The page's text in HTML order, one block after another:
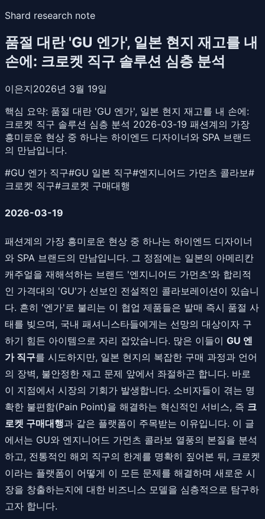
Shard research note
품절 대란 'GU 엔가', 일본 현지 재고를 내
손에: 크로켓 직구 솔루션 심층 분석
이은지2026년 3월 19일
핵심 요약: 품절 대란 'GU 엔가', 일본 현지 재고를 내 손에:
크로켓 직구 솔루션 심층 분석 2026-03-19 패션계의 가장
흥미로운 현상 중 하나는 하이엔드 디자이너와 SPA 브랜드
의 만남입니다.
#GU 엔가 직구#GU 일본 직구#엔지니어드 가먼츠 콜라보#
크로켓 직구#크로켓 구매대행
2026-03-19
패션계의 가장 흥미로운 현상 중 하나는 하이엔드 디자이너
와 SPA 브랜드의 만남입니다. 그 정점에는 일본의 아메리칸
캐주얼을 재해석하는 브랜드 '엔지니어드 가먼츠'와 합리적
인 가격대의 'GU'가 선보인 전설적인 콜라보레이션이 있습니
다. 흔히 '엔가'로 불리는 이 협업 제품들은 발매 즉시 품절 사
태를 빚으며, 국내 패셔니스타들에게는 선망의 대상이자 구
하기 힘든 아이템으로 자리 잡았습니다. 많은 이들이 GU 엔
가 직구를 시도하지만, 일본 현지의 복잡한 구매 과정과 언어
의 장벽, 불안정한 재고 문제 앞에서 좌절하곤 합니다. 바로
이 지점에서 시장의 기회가 발생합니다. 소비자들이 겪는 명
확한 불편함(Pain Point)을 해결하는 혁신적인 서비스, 즉 크
로켓 구매대행과 같은 플랫폼이 주목받는 이유입니다. 이 글
에서는 GU와 엔지니어드 가먼츠 콜라보 열풍의 본질을 분석
하고, 전통적인 해외 직구의 한계를 명확히 짚어본 뒤, 크로켓
이라는 플랫폼이 어떻게 이 모든 문제를 해결하며 새로운 시
장을 창출하는지에 대한 비즈니스 모델을 심층적으로 탐구하
고자 합니다.